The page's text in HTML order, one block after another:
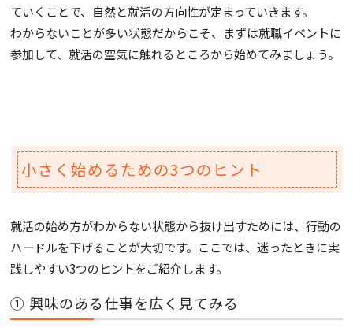
ていくことで、自然と就活の方向性が定まっていきます。
わからないことが多い状態だからこそ、まずは就職イベントに
参加して、就活の空気に触れるところから始めてみましょう。
小さく始めるための3つのヒント
就活の始め方がわからない状態から抜け出すためには、行動の
ハードルを下げることが大切です。ここでは、迷ったときに実
践しやすい3つのヒントをご紹介します。
① 興味のある仕事を広く見てみる